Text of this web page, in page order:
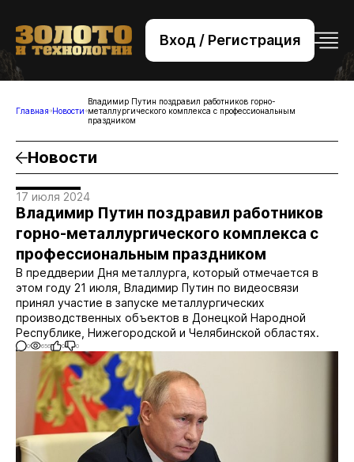
Вход / Регистрация
+7 (495) 221-76-32
bsv@zolteh.ru
Главная Новости
Владимир Путин поздравил работников горно-
металлургического комплекса с профессиональным
праздником
Новости
17 июля 2024
Владимир Путин поздравил работников
горно-металлургического комплекса с
профессиональным праздником
В преддверии Дня металлурга, который отмечается в
этом году 21 июля, Владимир Путин по видеосвязи
принял участие в запуске металлургических
производственных объектов в Донецкой Народной
Республике, Нижегородской и Челябинской областях.
0 656 0 0